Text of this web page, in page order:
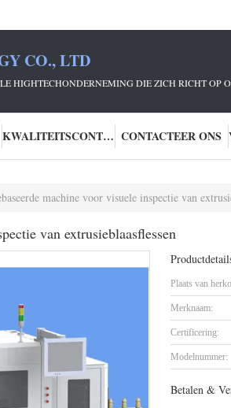
CO., LTD
HIGHTECHONDERNEMING DIE ZICH RICHT OP
KWALITEITSCONTROLE CONTACTEER ONS
machine voor visuele inspectie van
van extrusieblaasflessen
Plaats van
Merknaam:
Certificering:
Modelnummer:
Betalen &